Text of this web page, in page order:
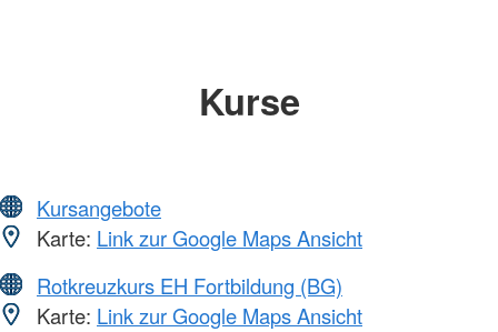
Kurse
Kursangebote
Karte: Link zur Google Maps Ansicht
Rotkreuzkurs EH Fortbildung (BG)
Karte: Link zur Google Maps Ansicht